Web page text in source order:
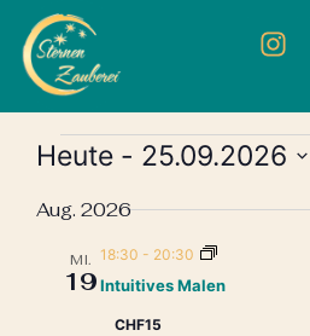
Heute - 25.09.2026
auswählen.
Aug. 2026
MI.
19
18:30 - 20:30
Intuitives Malen
CHF15